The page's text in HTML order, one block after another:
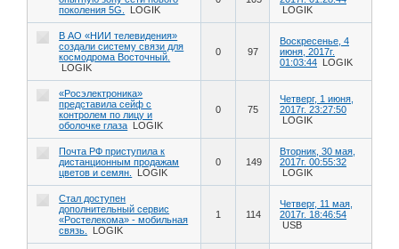
поколения 5G.
LOGIK
LOGIK
В АО «НИИ телевидения»
создали систему связи для
космодрома Восточный.
LOGIK
0 97
Воскресенье, 4
июня, 2017г.
01:03:44 LOGIK
«Росэлектроника»
представила сейф с
контролем по лицу и
оболочке глаза LOGIK
0 75
Четверг, 1 июня,
2017г. 23:27:50
LOGIK
Почта РФ приступила к
дистанционным продажам
цветов и семян.
LOGIK
0 149
Вторник, 30 мая,
2017г. 00:55:32
LOGIK
Стал доступен
дополнительный сервис
«Ростелекома» - мобильная
связь.
LOGIK
1 114
Четверг, 11 мая,
2017г. 18:46:54
USB